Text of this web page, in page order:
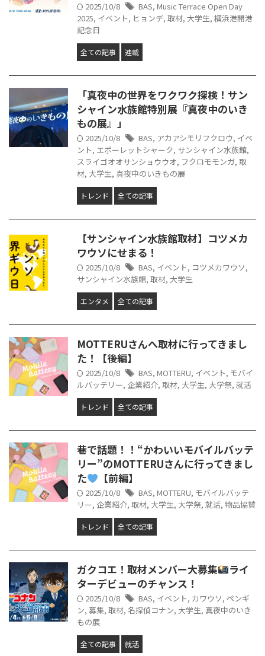
2025/10/8 BAS, Music Terrace Open Day
2025, イベント, ヒョンデ, 取材, 大学生, 横浜港開港
記念日
全ての記事 連載
「真夜中の世界をワクワク探検！サン
シャイン水族館特別展『真夜中のいき
もの展』」
2025/10/8 BAS, アカアシモリフクロウ, イベ
ント, エポーレットシャーク, サンシャイン水族館,
スライゴオオサンショウウオ, フクロモモンガ, 取
材, 大学生, 真夜中のいきもの展
トレンド 全ての記事
【サンシャイン水族館取材】コツメカ
ワウソにせまる！
2025/10/8 BAS, イベント, コツメカワウソ,
サンシャイン水族館, 取材, 大学生
エンタメ 全ての記事
MOTTERUさんへ取材に行ってきまし
た！【後編】
2025/10/8 BAS, MOTTERU, イベント, モバイ
ルバッテリー, 企業紹介, 取材, 大学生, 大学祭, 就活
トレンド 全ての記事
巷で話題！！“かわいいモバイルバッテ
リー”のMOTTERUさんに行ってきまし
た
【前編】
2025/10/8 BAS, MOTTERU, モバイルバッテ
リー, 企業紹介, 取材, 大学生, 大学祭, 就活, 物品協賛
トレンド 全ての記事
ガクコエ！取材メンバー大募集
ライ
ターデビューのチャンス！
2025/10/8 BAS, イベント, カワウソ, ペンギ
ン, 募集, 取材, 名探偵コナン, 大学生, 真夜中のいき
もの展
全ての記事 就活